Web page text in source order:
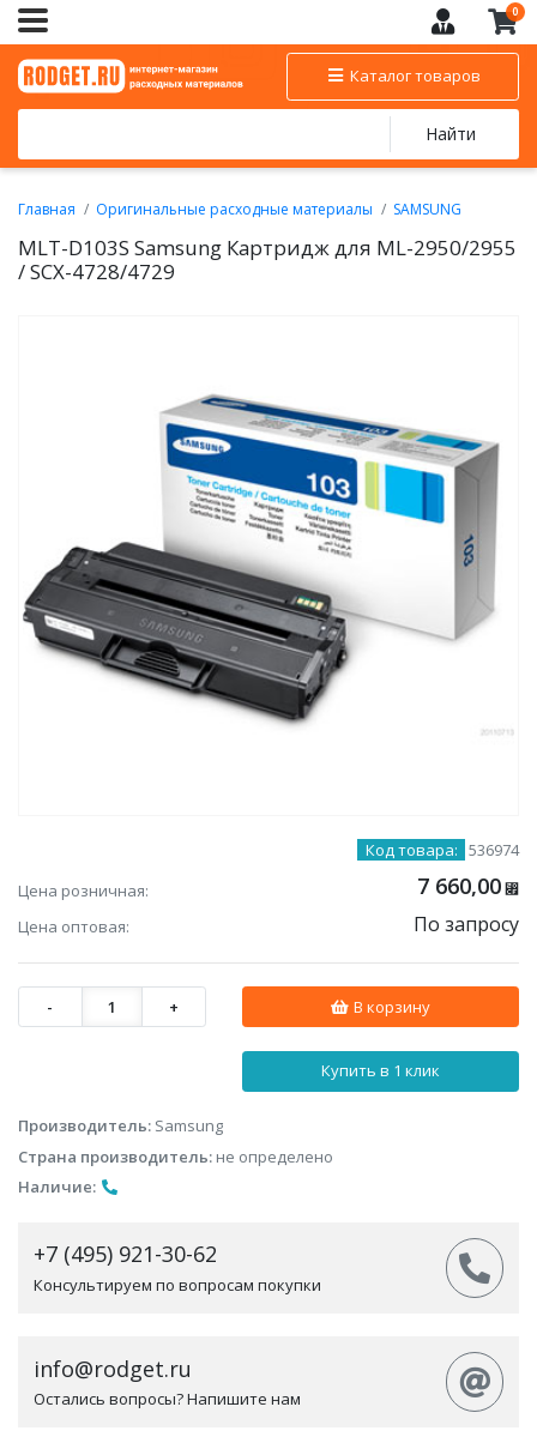
0
Каталог товаров
Найти
Главная Оригинальные расходные материалы
SAMSUNG
MLT-D103S Samsung Картридж для ML-2950/2955
/ SCX-4728/4729
Код товара: 536974
Цена розничная:
7 660,00 ⃏
Цена оптовая: По запросу
- 1 + В корзину
Купить в 1 клик
Производитель: Samsung
Страна производитель: не определено
Наличие:
+7 (495) 921-30-62
Консультируем по вопросам покупки
info@rodget.ru
Остались вопросы? Напишите нам